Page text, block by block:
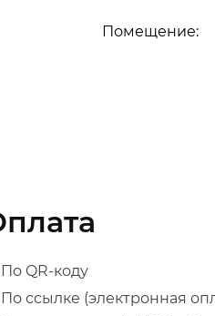
Помещение:
QR-коду
ссылке (электронная